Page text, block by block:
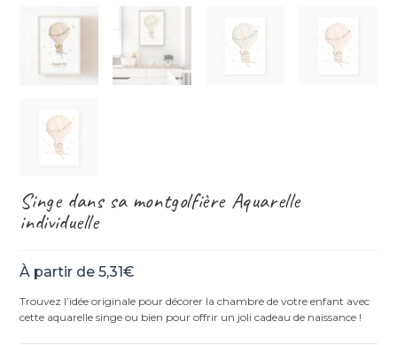
Singe dans sa montgolfière Aquarelle
individuelle
À partir de5,31€
Trouvez l’idée originale pour décorer la chambre de votre enfant avec
cette aquarelle singe ou bien pour offrir un joli cadeau de naissance !